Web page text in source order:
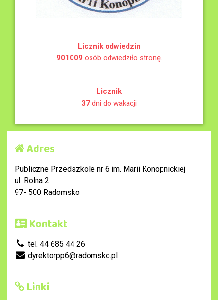
Licznik odwiedzin
901009 osób odwiedziło stronę.
Licznik
37 dni do wakacji
Adres
Publiczne Przedszkole nr 6 im. Marii Konopnickiej
ul. Rolna 2
97- 500 Radomsko
Kontakt
tel. 44 685 44 26
dyrektorpp6@radomsko.pl
Linki